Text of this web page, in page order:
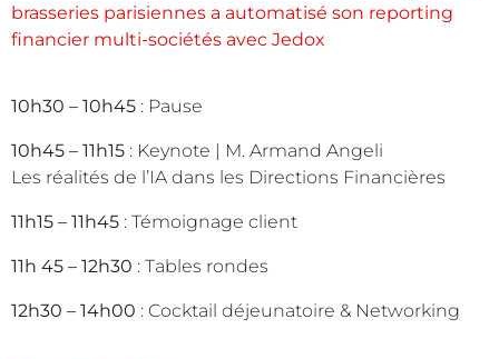
brasseries parisiennes a automatisé son reporting
financier multi-sociétés avec Jedox
10h30 – 10h45 : Pause
10h45 – 11h15 : Keynote | M. Armand Angeli
Les réalités de l’IA dans les Directions Financières
11h15 – 11h45 : Témoignage client
11h 45 – 12h30 : Tables rondes
12h30 – 14h00 : Cocktail déjeunatoire & Networking